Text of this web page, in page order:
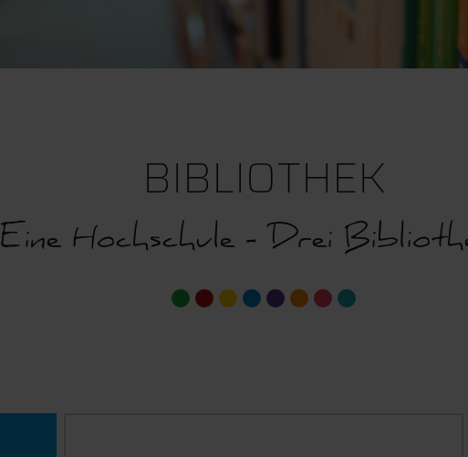
BIBLIOTHEK
Eine Hochschule - Drei